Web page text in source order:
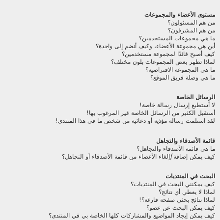
مستوى الأعضاء والمجموعات
من هم المسئولون؟
من هم المشرفون؟
ما هي مجموعات المستخدمين؟
أين هي مجموعة الأعضاء، وكيف أنضم إلى واحدة؟
كيف أصبح قائدًا لمجموعة مستخدمين؟
لماذا تظهر بعض المجموعات بلون مختلف؟
ما هي المجموعة الافتراضية؟
ما هي وصلة فريق الموقع؟
الرسائل الخاصة
لا أستطيع إرسال رسالة خاصة!
أستقبل الكثير من الرسائل الخاصة غير المرغوب بها!
لقد استلمت رسالة مؤذية أو دعائية من شخص ما في هذا المنتدى!
قائمة الأصدقاء والتجاهل
ما هي قائمة الأصدقاء والتجاهل؟
كيف يمكن إضافة/إلغاء الأعضاء من قائمة الأصدقاء أو التجاهل؟
البحث في المنتديات
كيف يمكنني البحث في المنتديات؟
لماذا لا يعطي أي نتائج؟
لماذا نتائج بحثي صفحة فارغة؟!
كيف يمكن البحث عن عضو؟
كيف يمكن إيجاد المواضيع والمشاركات كلها الخاصة بي في المنتدى؟